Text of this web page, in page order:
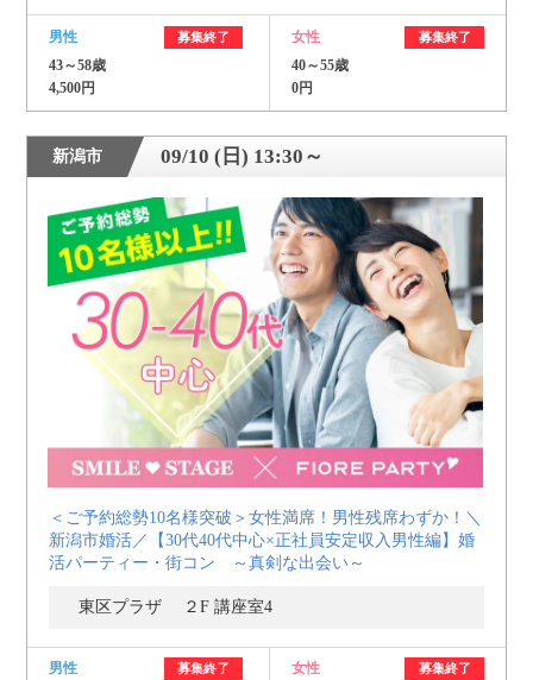
男性 募集終了
43～58歳
4,500円
女性 募集終了
40～55歳
0円
新潟市 09/10 (日) 13:30～
＜ご予約総勢10名様突破＞女性満席！男性残席わずか！＼
新潟市婚活／【30代40代中心×正社員安定収入男性編】婚
活パーティー・街コン ～真剣な出会い～
東区プラザ ２F 講座室4
男性 募集終了 女性 募集終了